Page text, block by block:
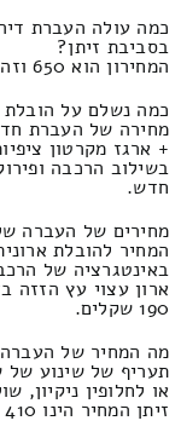
כמה עולה העברת
בסביבת זיתן?
המחירון הוא 650 וזה מגיע עד 270 שקל חדש.
כמה נשלם על הובלת
מחירה של העברת
+ ארגז מקרטון
חדש.
מחירים של העברה
באינטגרציה של
190 שקלים.
מה המחיר של העברה
תעריף של שינוע של
או לחלופין ניקיון,
זיתן המחיר הינו 410 ולא יותר מ180 ש"ח.